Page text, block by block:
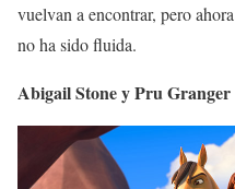
vuelvan a encontrar, pero
no ha sido fluida.
Abigail Stone y Pru Granger